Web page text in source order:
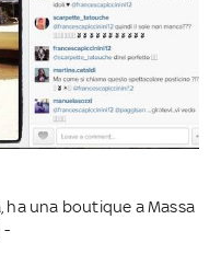
ha una boutique a Massa
-